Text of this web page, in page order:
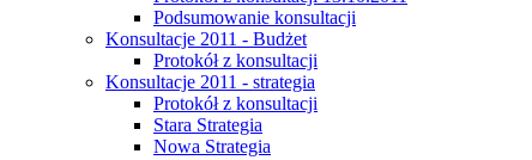
Podsumowanie konsultacji
Konsultacje 2011 - Budżet
Protokół z konsultacji
Konsultacje 2011 - strategia
Protokół z konsultacji
Stara Strategia
Nowa Strategia